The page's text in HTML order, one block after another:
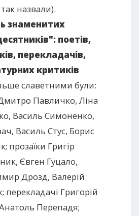
назвали).
знаменитих
поетів,
перекладачів,
критиків
славетними були:
Павличко, Ліна
Василь Симоненко,
Василь Стус, Борис
прозаїки Григір
Євген Гуцало,
Дрозд, Валерій
перекладачі Григорій
Перепадя;